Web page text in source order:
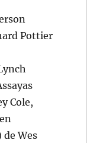
Pottier
Cole,
de Wes